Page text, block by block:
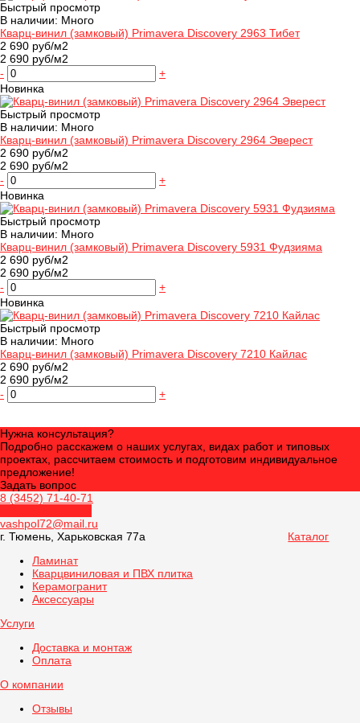
Быстрый просмотр
В наличии: Много
Кварц-винил (замковый) Primavera Discovery 2963 Тибет
2 690 руб/м2
2 690 руб/м2
-
+
Новинка
Быстрый просмотр
В наличии: Много
Кварц-винил (замковый) Primavera Discovery 2964 Эверест
2 690 руб/м2
2 690 руб/м2
-
+
Новинка
Быстрый просмотр
В наличии: Много
Кварц-винил (замковый) Primavera Discovery 5931 Фудзияма
2 690 руб/м2
2 690 руб/м2
-
+
Новинка
Быстрый просмотр
В наличии: Много
Кварц-винил (замковый) Primavera Discovery 7210 Кайлас
2 690 руб/м2
2 690 руб/м2
-
+
Нужна консультация?
Подробно расскажем о наших услугах, видах работ и типовых
проектах, рассчитаем стоимость и подготовим индивидуальное
предложение!
Задать вопрос
8 (3452) 71-40-71
vashpol72@mail.ru
г. Тюмень, Харьковская 77а
Каталог
Ламинат
Кварцвиниловая и ПВХ плитка
Керамогранит
Аксессуары
Услуги
Доставка и монтаж
Оплата
О компании
Отзывы